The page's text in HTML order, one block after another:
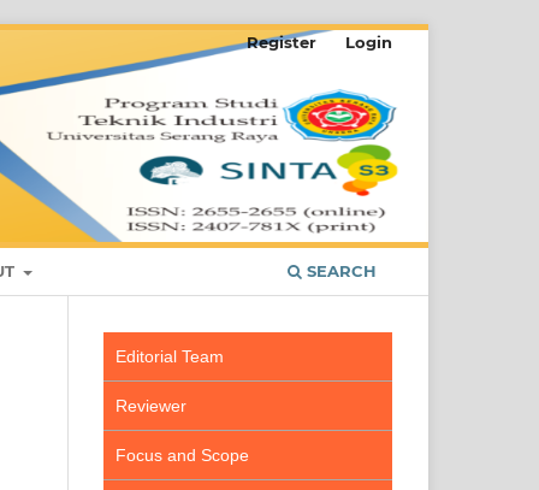
SEARCH
Register Login
Editorial Team
Reviewer
Focus and Scope